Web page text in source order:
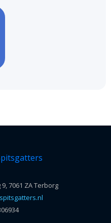
7061 ZA Terborg